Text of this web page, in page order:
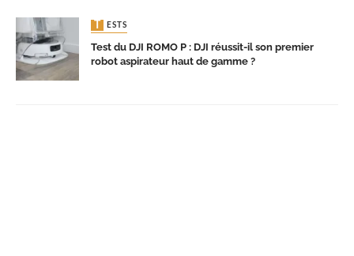
TESTS
Test du DJI ROMO P : DJI réussit-il son premier
robot aspirateur haut de gamme ?